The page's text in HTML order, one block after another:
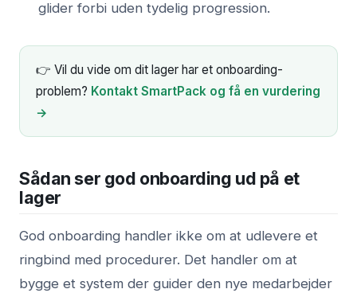
glider forbi uden tydelig progression.
👉 Vil du vide om dit lager har et onboarding-
problem? Kontakt SmartPack og få en vurdering
→
Sådan ser god onboarding ud på et
lager
God onboarding handler ikke om at udlevere et
ringbind med procedurer. Det handler om at
bygge et system der guider den nye medarbejder